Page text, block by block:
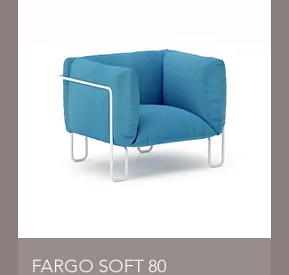
FARGO SOFT 80